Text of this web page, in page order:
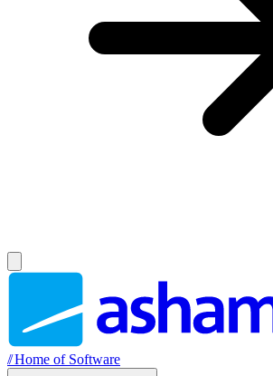
//Home of Software